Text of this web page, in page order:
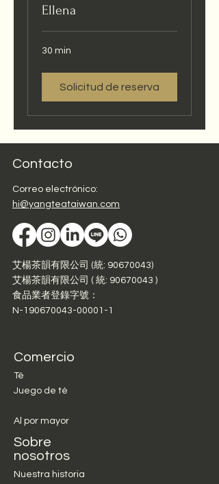
Ellena
30 min
Solicitud de reserva
Contacto
Correo electrónico:
hi@yangteataiwan.com
艾楊茶韻有限公司 (統: 90670043)
艾楊茶韻有限公司 ( 統: 90670043 )
食品業者登錄字號：
N-190670043-00001-1
Comercio
Té
Juego de té
Al por mayor
Sobre
nosotros
Nuestra historia